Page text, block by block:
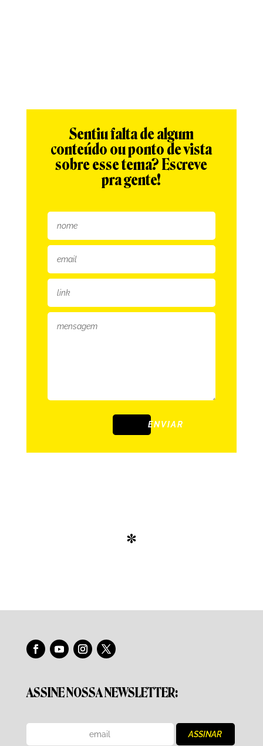
Sentiu falta de algum
conteúdo ou ponto de vista
sobre esse tema? Escreve
pra gente!
ENVIAR
*
ASSINE NOSSA NEWSLETTER: